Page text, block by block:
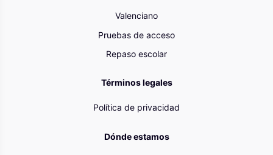
Valenciano
Pruebas de acceso
Repaso escolar
Términos legales
Política de privacidad
Dónde estamos